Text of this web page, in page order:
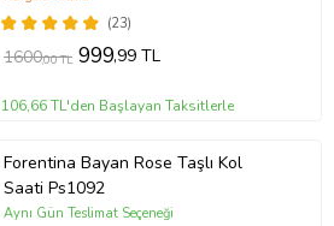
Gönderilir
(23)
1600,00 TL 999,99 TL
106,66 TL'den Başlayan Taksitlerle
Forentina Bayan Rose Taşlı Kol
Saati Ps1092
Aynı Gün Teslimat Seçeneği